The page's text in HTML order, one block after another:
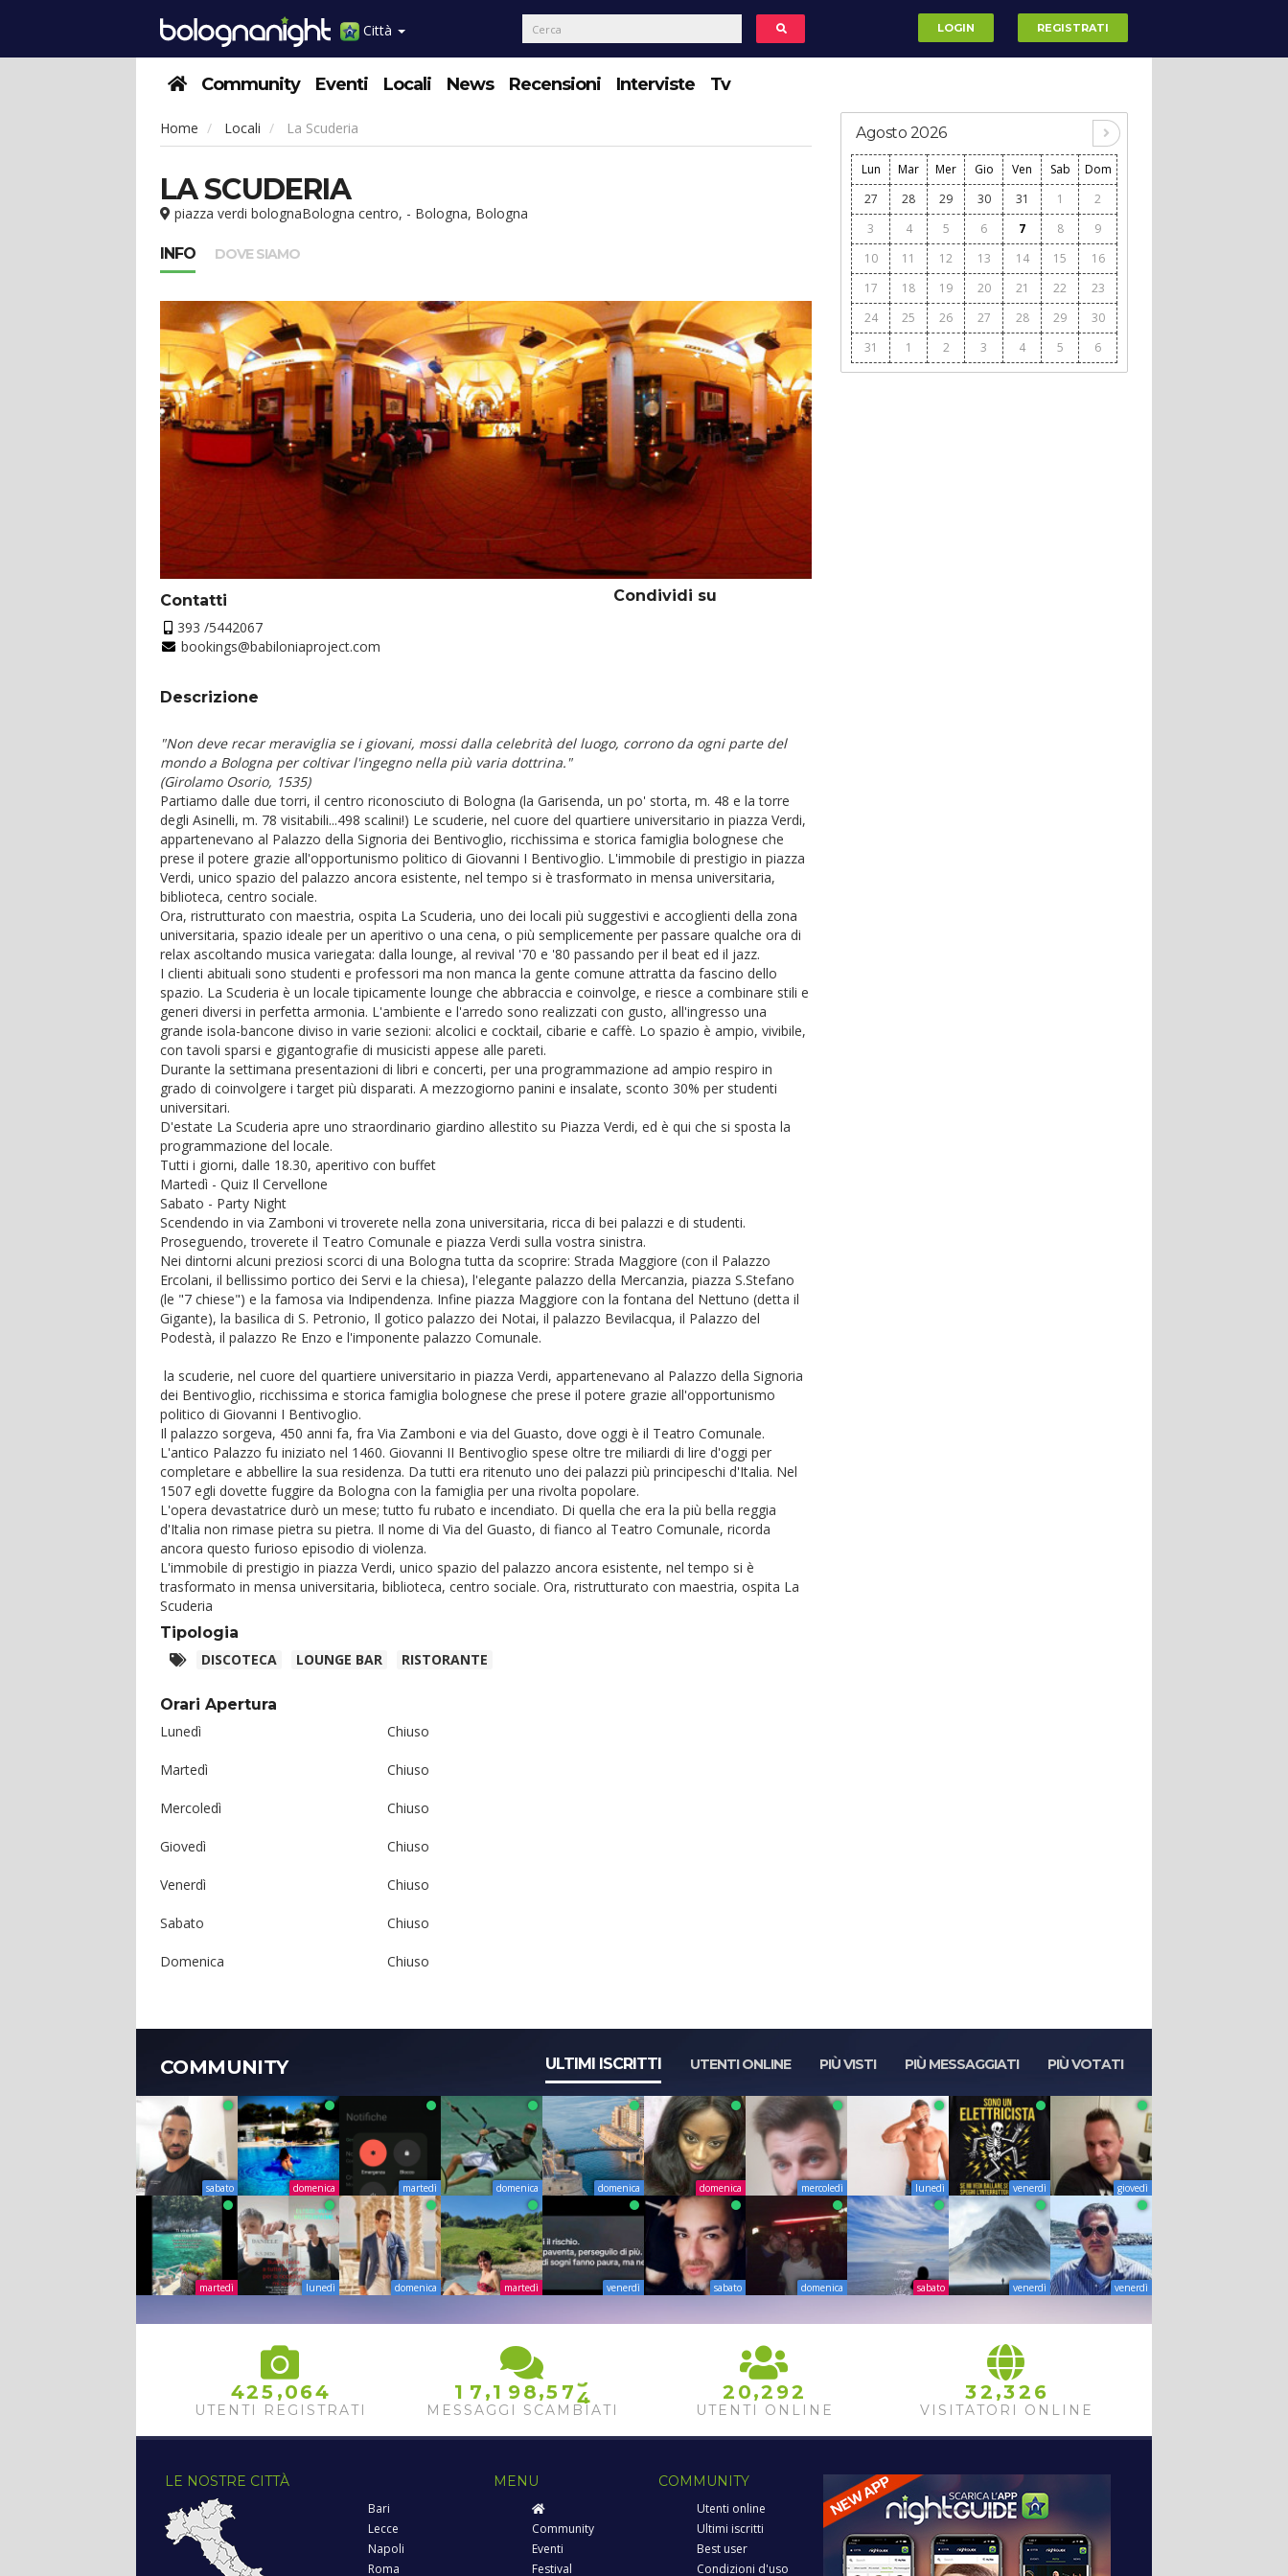
Città LOGIN REGISTRATI
Community Eventi Locali News Recensioni Interviste Tv
Home Locali La Scuderia
LA SCUDERIA
piazza verdi bolognaBologna centro, - Bologna, Bologna
INFO DOVE SIAMO
Contatti
393 /5442067
bookings@babiloniaproject.com
Condividi su
Descrizione
"Non deve recar meraviglia se i giovani, mossi dalla celebrità del luogo, corrono da ogni parte del
mondo a Bologna per coltivar l'ingegno nella più varia dottrina."
(Girolamo Osorio, 1535)
Partiamo dalle due torri, il centro riconosciuto di Bologna (la Garisenda, un po' storta, m. 48 e la torre
degli Asinelli, m. 78 visitabili...498 scalini!) Le scuderie, nel cuore del quartiere universitario in piazza Verdi,
appartenevano al Palazzo della Signoria dei Bentivoglio, ricchissima e storica famiglia bolognese che
prese il potere grazie all'opportunismo politico di Giovanni I Bentivoglio. L'immobile di prestigio in piazza
Verdi, unico spazio del palazzo ancora esistente, nel tempo si è trasformato in mensa universitaria,
biblioteca, centro sociale.
Ora, ristrutturato con maestria, ospita La Scuderia, uno dei locali più suggestivi e accoglienti della zona
universitaria, spazio ideale per un aperitivo o una cena, o più semplicemente per passare qualche ora di
relax ascoltando musica variegata: dalla lounge, al revival '70 e '80 passando per il beat ed il jazz.
I clienti abituali sono studenti e professori ma non manca la gente comune attratta da fascino dello
spazio. La Scuderia è un locale tipicamente lounge che abbraccia e coinvolge, e riesce a combinare stili e
generi diversi in perfetta armonia. L'ambiente e l'arredo sono realizzati con gusto, all'ingresso una
grande isola-bancone diviso in varie sezioni: alcolici e cocktail, cibarie e caffè. Lo spazio è ampio, vivibile,
con tavoli sparsi e gigantografie di musicisti appese alle pareti.
Durante la settimana presentazioni di libri e concerti, per una programmazione ad ampio respiro in
grado di coinvolgere i target più disparati. A mezzogiorno panini e insalate, sconto 30% per studenti
universitari.
D'estate La Scuderia apre uno straordinario giardino allestito su Piazza Verdi, ed è qui che si sposta la
programmazione del locale.
Tutti i giorni, dalle 18.30, aperitivo con buffet
Martedì - Quiz Il Cervellone
Sabato - Party Night
Scendendo in via Zamboni vi troverete nella zona universitaria, ricca di bei palazzi e di studenti.
Proseguendo, troverete il Teatro Comunale e piazza Verdi sulla vostra sinistra.
Nei dintorni alcuni preziosi scorci di una Bologna tutta da scoprire: Strada Maggiore (con il Palazzo
Ercolani, il bellissimo portico dei Servi e la chiesa), l'elegante palazzo della Mercanzia, piazza S.Stefano
(le "7 chiese") e la famosa via Indipendenza. Infine piazza Maggiore con la fontana del Nettuno (detta il
Gigante), la basilica di S. Petronio, Il gotico palazzo dei Notai, il palazzo Bevilacqua, il Palazzo del
Podestà, il palazzo Re Enzo e l'imponente palazzo Comunale.
la scuderie, nel cuore del quartiere universitario in piazza Verdi, appartenevano al Palazzo della Signoria
dei Bentivoglio, ricchissima e storica famiglia bolognese che prese il potere grazie all'opportunismo
politico di Giovanni I Bentivoglio.
Il palazzo sorgeva, 450 anni fa, fra Via Zamboni e via del Guasto, dove oggi è il Teatro Comunale.
L'antico Palazzo fu iniziato nel 1460. Giovanni II Bentivoglio spese oltre tre miliardi di lire d'oggi per
completare e abbellire la sua residenza. Da tutti era ritenuto uno dei palazzi più principeschi d'Italia. Nel
1507 egli dovette fuggire da Bologna con la famiglia per una rivolta popolare.
L'opera devastatrice durò un mese; tutto fu rubato e incendiato. Di quella che era la più bella reggia
d'Italia non rimase pietra su pietra. Il nome di Via del Guasto, di fianco al Teatro Comunale, ricorda
ancora questo furioso episodio di violenza.
L'immobile di prestigio in piazza Verdi, unico spazio del palazzo ancora esistente, nel tempo si è
trasformato in mensa universitaria, biblioteca, centro sociale. Ora, ristrutturato con maestria, ospita La
Scuderia
Tipologia
DISCOTECA
LOUNGE BAR RISTORANTE
Orari Apertura
Lunedì
Chiuso
Martedì Chiuso
Mercoledì Chiuso
Giovedì Chiuso
Venerdì Chiuso
Sabato Chiuso
Domenica Chiuso
Agosto 2026
Lun Mar Mer Gio Ven Sab
Dom
27
28 29 30 31 1
2
3
4 5 6 7 8
9
10
11 12 13 14 15
16
17
18 19 20 21 22
23
24
25 26 27 28 29
30
31
1 2 3 4 5 6
COMMUNITY ULTIMI ISCRITTI UTENTI ONLINE PIÙ VISTI PIÙ MESSAGGIATI PIÙ VOTATI
sabato domenica martedì domenica domenica domenica mercoledì lunedì venerdì giovedì
martedì lunedì domenica martedì venerdì sabato domenica sabato venerdì venerdì
425 ,064
UTENTI REGISTRATI
1 7 ,1 98,5 7
4
5
MESSAGGI SCAMBIATI
2 0,2 92
UTENTI ONLINE
32 ,32 6
VISITATORI ONLINE
LE NOSTRE CITTÀ
Bari
Lecce
Napoli
Roma
MENU
Community
Eventi
Festival
COMMUNITY
Utenti online
Ultimi iscritti
Best user
Condizioni d'uso